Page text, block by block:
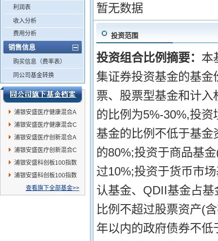
利润表
收入分析
费用分析
销售信息
购买信息（费率表）
同公司基金转换
浦银安盛医疗健康混合A
浦银安盛医疗健康混合C
浦银安盛医疗创新混合A
浦银安盛医疗创新混合C
浦银安盛科创板100指数
增强C
浦银安盛科创板100指数
增强A查看旗下全部基金>>
暂无数据
投资范围
投资组合比例摘要： 本
集证券投资基金的基
票、股票型基金和计
的比例为5%-30%,投
基金的比例不低于基
的80%;投资于商品基
过10%;投资于货币市
认基金、QDII基金占
比例不超过股票资产(
年以内的政府债券不